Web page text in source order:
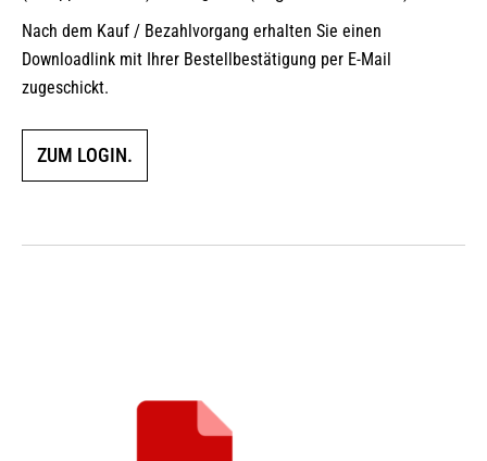
Nach dem Kauf / Bezahlvorgang erhalten Sie einen
Downloadlink mit Ihrer Bestellbestätigung per E-Mail
zugeschickt.
ZUM LOGIN.